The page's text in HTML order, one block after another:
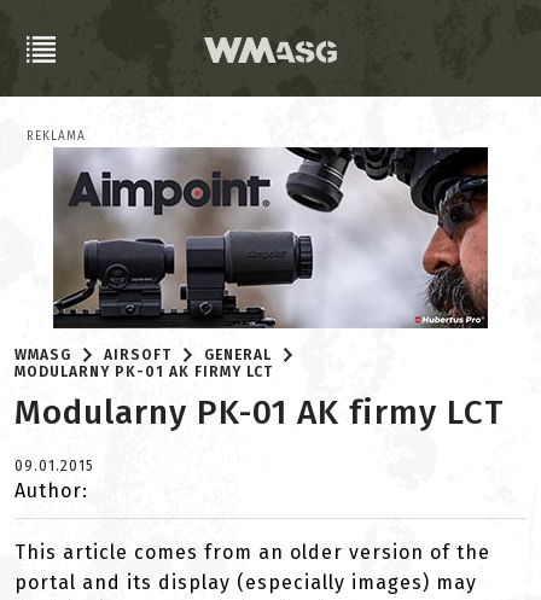
REKLAMA
WMASG AIRSOFT
GENERAL
MODULARNY PK-01 AK FIRMY LCT
Modularny PK-01 AK firmy LCT
09.01.2015
Author:
This article comes from an older version of the
portal and its display (especially images) may